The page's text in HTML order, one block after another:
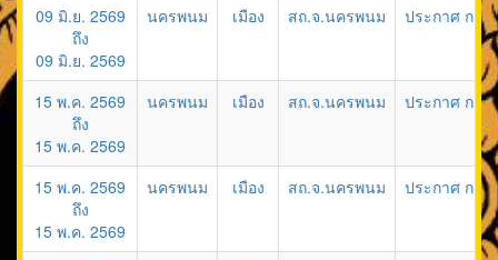
09 มิ.ย. 2569
ถึง
09 มิ.ย. 2569
นครพนม เมือง สถ.จ.นครพนม ประกาศ ก.อ
15 พ.ค. 2569
ถึง
15 พ.ค. 2569
นครพนม เมือง สถ.จ.นครพนม ประกาศ ก.อ
15 พ.ค. 2569
ถึง
15 พ.ค. 2569
นครพนม เมือง สถ.จ.นครพนม ประกาศ ก.ท